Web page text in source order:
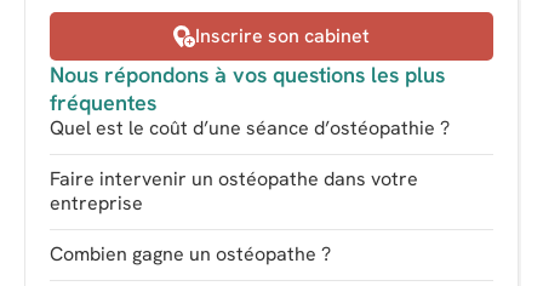
Inscrire son cabinet
Nous répondons à vos questions les plus
fréquentes
Quel est le coût d’une séance d’ostéopathie ?
Faire intervenir un ostéopathe dans votre
entreprise
Combien gagne un ostéopathe ?